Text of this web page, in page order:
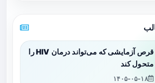
قرص آزمایشی که می‌تواند درمان HIV را
متحول کند
۱۴۰۵-۰۵-۱۸